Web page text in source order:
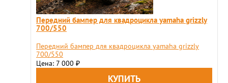
Передний бампер для квадроцикла yamaha grizzly
700/550
Передний бампер для квадроцикла yamaha grizzly
700/550
Цена: 7 000 ₽